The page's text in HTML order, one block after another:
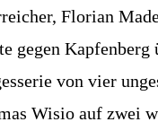
Florian
gegen
von vier
Wisio auf zwei